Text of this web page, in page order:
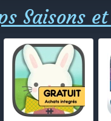
Saisons